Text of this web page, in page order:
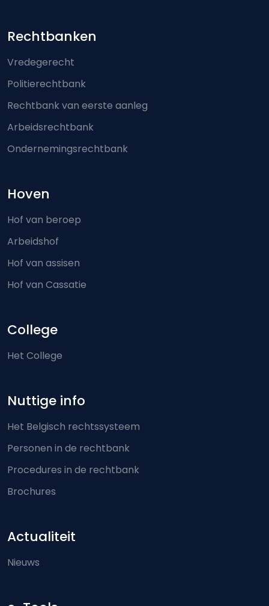
Footer-menu
Rechtbanken
Vredegerecht
Politierechtbank
Rechtbank van eerste aanleg
Arbeidsrechtbank
Ondernemingsrechtbank
Hoven
Hof van beroep
Arbeidshof
Hof van assisen
Hof van Cassatie
College
Het College
Nuttige info
Het Belgisch rechtssysteem
Personen in de rechtbank
Procedures in de rechtbank
Brochures
Actualiteit
Nieuws